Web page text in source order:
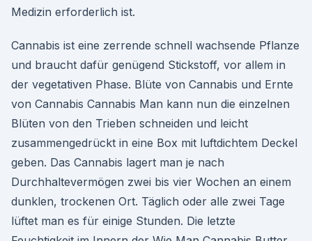
Medizin erforderlich ist.
Cannabis ist eine zerrende schnell wachsende Pflanze
und braucht dafür genügend Stickstoff, vor allem in
der vegetativen Phase. Blüte von Cannabis und Ernte
von Cannabis Cannabis Man kann nun die einzelnen
Blüten von den Trieben schneiden und leicht
zusammengedrückt in eine Box mit luftdichtem Deckel
geben. Das Cannabis lagert man je nach
Durchhaltevermögen zwei bis vier Wochen an einem
dunklen, trockenen Ort. Täglich oder alle zwei Tage
lüftet man es für einige Stunden. Die letzte